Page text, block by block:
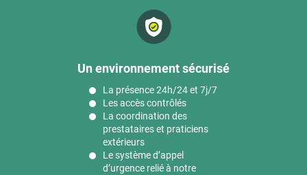
Un environnement sécurisé
La présence 24h/24 et 7j/7
Les accès contrôlés
La coordination des
prestataires et praticiens
extérieurs
Le système d’appel
d’urgence relié à notre